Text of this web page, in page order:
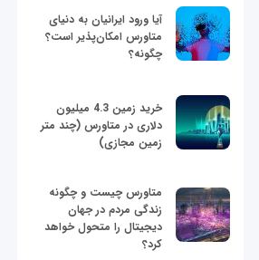
آیا ورود ایرانیان به دنیای
متاورس امکان‌پذیر است؟
چگونه؟
خرید زمین 4.3 میلیون
دلاری در متاورس (چند متر
زمین مجازی)
متاورس چیست و چگونه
زندگی مردم در جهان
دیجیتال را متحول خواهد
کرد؟